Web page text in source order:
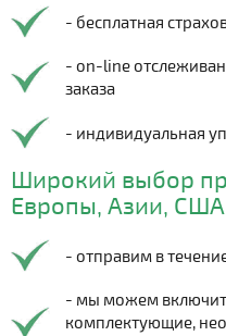
- бесплатная
- on-line
заказа
- индивидуальная
Широкий выбор
Европы, Азии,
- отправим в
- мы можем
комплектующие,